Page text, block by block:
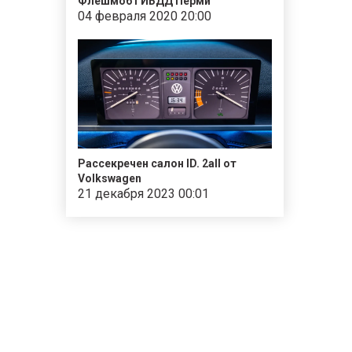
04 февраля 2020 20:00
Рассекречен салон ID. 2all от
Volkswagen
21 декабря 2023 00:01